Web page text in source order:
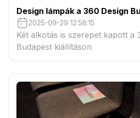
Design lámpák a 360 Design
2025-09-29 12:58:15
Két alkotás is szerepet kapott a
Budapest kiállításon